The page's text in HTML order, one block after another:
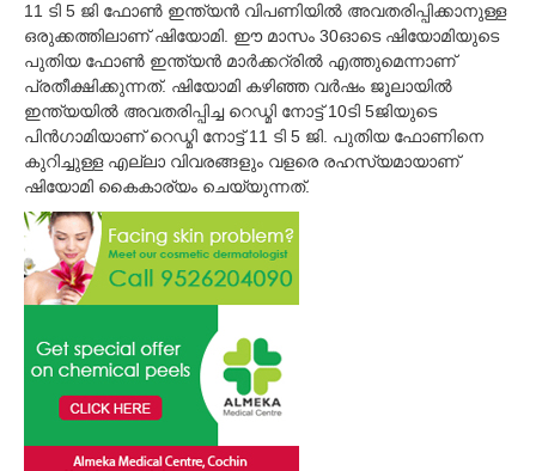
11 ടി 5 ജി ഫോണ്‍ ഇന്ത്യന്‍ വിപണിയില്‍ അവതരിപ്പിക്കാനുള്ള
ഒരുക്കത്തിലാണ് ഷിയോമി. ഈ മാസം 30ഓടെ ഷിയോമിയുടെ
പുതിയ ഫോണ്‍ ഇന്ത്യന്‍ മാര്‍ക്കറ്രില്‍ എത്തുമെന്നാണ്
പ്രതീക്ഷിക്കുന്നത്. ഷിയോമി കഴിഞ്ഞ വര്‍ഷം ജൂലായില്‍
ഇന്ത്യയില്‍ അവതരിപ്പിച്ച റെഡ്മി നോട്ട് 10ടി 5ജിയുടെ
പിന്‍ഗാമിയാണ് റെഡ്മി നോട്ട് 11 ടി 5 ജി. പുതിയ ഫോണിനെ
കുറിച്ചുള്ള എല്ലാ വിവരങ്ങളും വളരെ രഹസ്യമായാണ്
ഷിയോമി കൈകാര്യം ചെയ്യുന്നത്.